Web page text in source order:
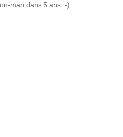
man dans 5 ans :-)